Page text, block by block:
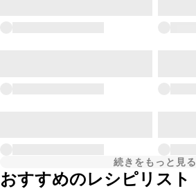
続きをもっと見る
おすすめのレシピリスト